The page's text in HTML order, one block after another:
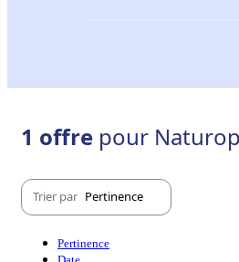
1 offre pour
Trier par Pertinence
Pertinence